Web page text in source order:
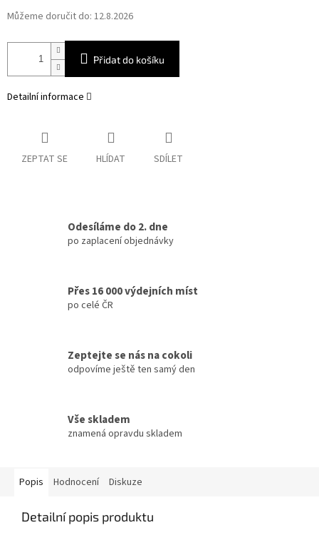
Můžeme doručit do: 12.8.2026
Přidat do košíku
Detailní informace
ZEPTAT SE HLÍDAT SDÍLET
Odesíláme do 2. dne
po zaplacení objednávky
Přes 16 000 výdejních míst
po celé ČR
Zeptejte se nás na cokoli
odpovíme ještě ten samý den
Vše skladem
znamená opravdu skladem
Popis Hodnocení Diskuze
Detailní popis produktu